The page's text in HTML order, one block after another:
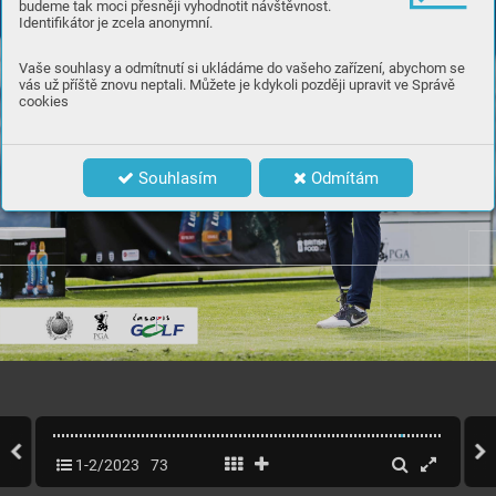
budeme tak moci přesněji vyhodnotit návštěvnost.
Identifikátor je zcela anonymní.
Vaše souhlasy a odmítnutí si ukládáme do vašeho zařízení, abychom se
vás už příště znovu neptali. Můžete je kdykoli později upravit ve Správě
cookies
Souhlasím Odmítám
1-2/2023 73